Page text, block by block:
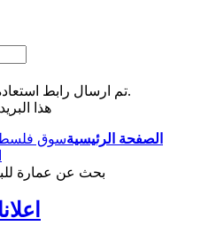
تم ارسال رابط استعادة كلمة المرور الى بريدك بنجاح.
هذا
الصفحة الرئيسية
بحث عن عمارة